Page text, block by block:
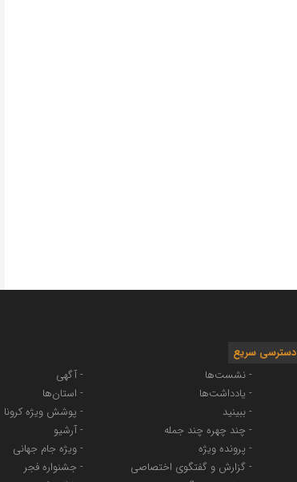
دسترسی سریع
- نشست‌ها
- یادداشت‌ها
- ببینید
- چند چهره چند جمله
- پرونده ویژه
- گزارش و گفتگوی اختصاصی
- آگهی
- استان‌ها
- پوشش ویژه کرونا
- آرشیو
- ویژه جام جهانی
- جشنواره فجر